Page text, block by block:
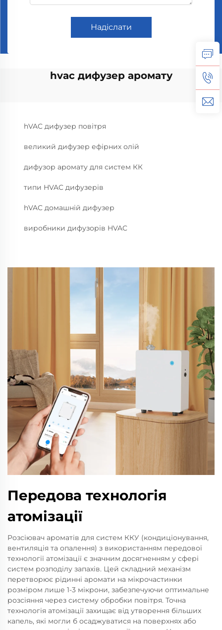
Надіслати
hvac дифузер аромату
hVAC дифузер повітря
великий дифузер ефірних олій
дифузор аромату для систем КК
типи HVAC дифузерів
hVAC домашній дифузер
виробники дифузорів HVAC
Передова технологія
атомізації
Розсіювач ароматів для систем ККУ (кондиціонування,
вентиляція та опалення) з використанням передової
технології атомізації є значним досягненням у сфері
систем розподілу запахів. Цей складний механізм
перетворює рідинні аромати на мікрочастинки
розміром лише 1-3 мікрони, забезпечуючи оптимальне
розсіяння через систему обробки повітря. Точна
технологія атомізації захищає від утворення більших
капель, які могли б осаджуватися на поверхнях або